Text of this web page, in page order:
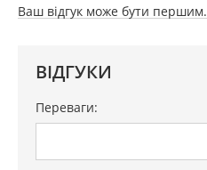
Ваш відгук може бути першим.
ВІДГУКИ
Переваги: